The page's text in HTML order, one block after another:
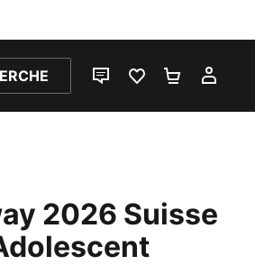
LIVE CHATFAVORIS 0PANIER 0
2026 Suisse